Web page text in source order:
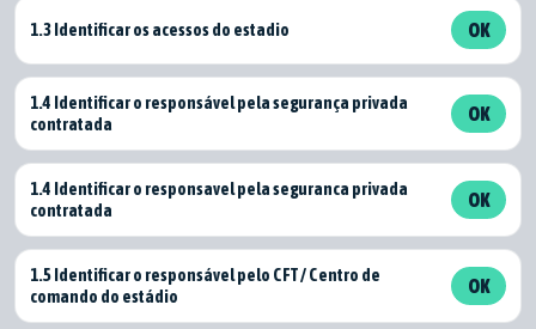
1.3 Identificar os acessos do estadio OK
1.4 Identificar o responsável pela segurança privada
contratada
OK
1.4 Identificar o responsavel pela seguranca privada
contratada
OK
1.5 Identificar o responsável pelo CFT / Centro de
comando do estádio
OK